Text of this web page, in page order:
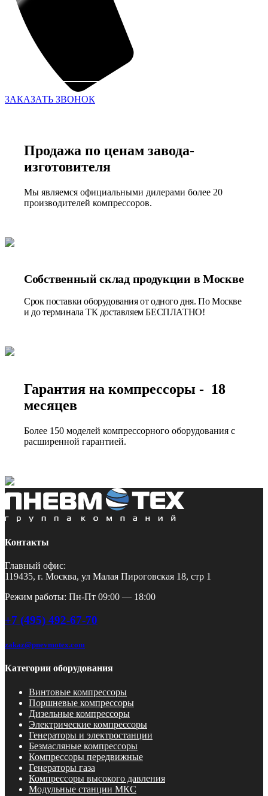
ЗАКАЗАТЬ ЗВОНОК
Продажа по ценам завода-
изготовителя
Мы являемся официальными дилерами более 20
производителей компрессоров.
Собственный склад продукции в Москве
Срок поставки оборудования от одного дня. По Москве
и до терминала ТК доставляем БЕСПЛАТНО!
Гарантия на компрессоры - 18
месяцев
Более 150 моделей компрессорного оборудования с
расширенной гарантией.
Контакты
Главный офис:
119435, г. Москва, ул Малая Пироговская 18, стр 1
Режим работы: Пн-Пт 09:00 — 18:00
+7 (495) 492-67-70
zakaz@pnevmotex.com
Категории оборудования
Винтовые компрессоры
Поршневые компрессоры
Дизельные компрессоры
Электрические компрессоры
Генераторы и электростанции
Безмасляные компрессоры
Компрессоры передвижные
Генераторы газа
Компрессоры высокого давления
Модульные станции МКС